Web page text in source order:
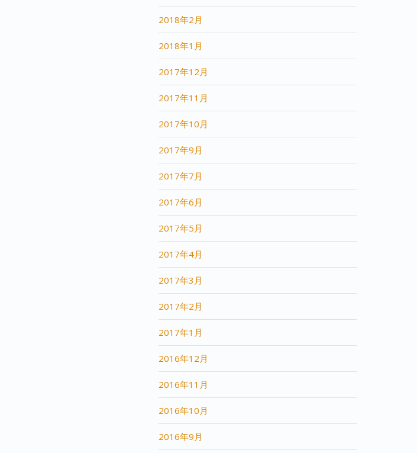
2018年2月
2018年1月
2017年12月
2017年11月
2017年10月
2017年9月
2017年7月
2017年6月
2017年5月
2017年4月
2017年3月
2017年2月
2017年1月
2016年12月
2016年11月
2016年10月
2016年9月